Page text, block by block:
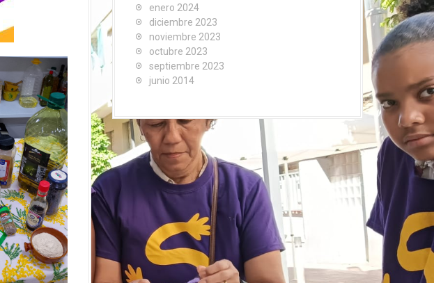
enero 2024
diciembre 2023
noviembre 2023
octubre 2023
septiembre 2023
junio 2014